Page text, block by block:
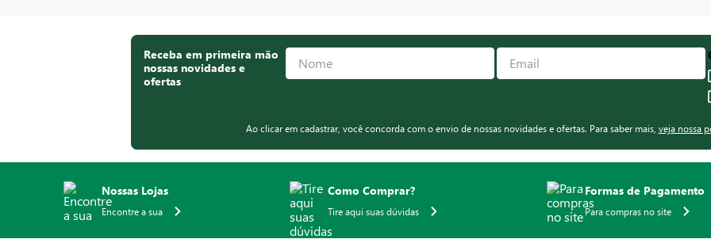
Desde guardanapos e filtros de papel até sacos de lixo e papel higiênico: cada item é projetado para facilitar as tarefas
materiais de altaqualidade e designfuncional
simplificam as atividades domésticas e são
cuidados da casa. Linea Utilo: a escolha perfeita para manter os cuidados do seu lar!
Receba em primeira mão
nossas novidades e
ofertas
Ao clicar em cadastrar, você concorda com o envio de nossas novidades e ofertas. Para saber mais, veja nossa
Nossas Lojas
Encontre a sua
Como Comprar?
Tire aqui suas dúvidas
Formas de Pagamento
Para compras no site